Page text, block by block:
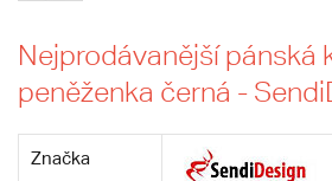
Nejprodávanější pánská
peněženka černá -
Značka